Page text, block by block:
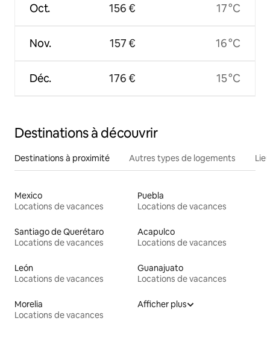
Oct.
Nov.
Déc.
156 €
157 €
176 €
17 °C
16 °C
15 °C
Destinations à découvrir
Destinations à proximité Autres types de logements
Mexico
Locations de vacances
Puebla
Locations de vacances
Santiago de Querétaro
Locations de vacances
Acapulco
Locations de vacances
León
Locations de vacances
Guanajuato
Locations de vacances
Morelia
Locations de vacances
Afficher plus